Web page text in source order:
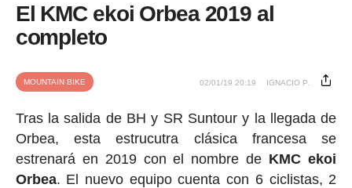
El KMC ekoi Orbea 2019 al
completo
MOUNTAIN BIKE 02/01/19 20:19 IGNACIO P.
Tras la salida de BH y SR Suntour y la llegada de
Orbea, esta estrucutra clásica francesa se
estrenará en 2019 con el nombre de KMC ekoi
Orbea. El nuevo equipo cuenta con 6 ciclistas, 2